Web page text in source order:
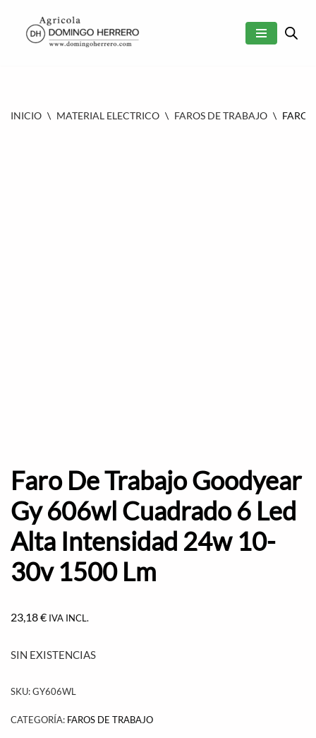
SALTAR
INICIO \ MATERIAL ELECTRICO \ FAROS DE TRABAJO \ FARO
Faro De Trabajo Goodyear
Gy 606wl Cuadrado 6 Led
Alta Intensidad 24w 10-
30v 1500 Lm
23,18€ IVA INCL.
SIN EXISTENCIAS
SKU:GY606WL
CATEGORÍA: FAROS DE TRABAJO